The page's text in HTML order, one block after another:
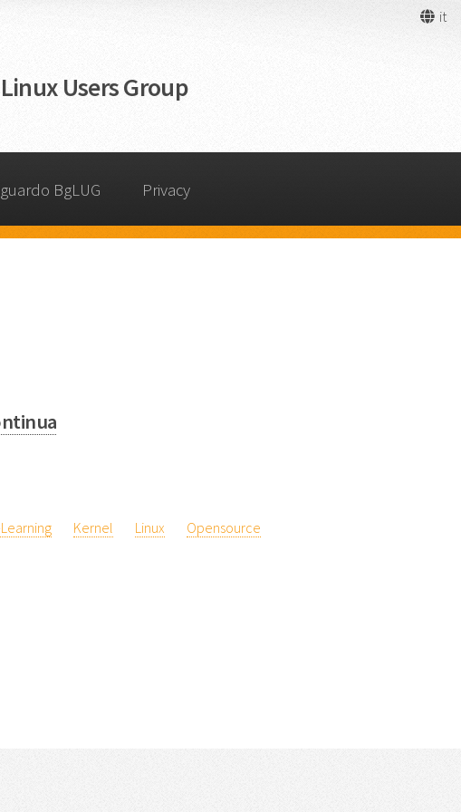
it
Users Group
BgLUG Privacy
Kernel Linux
Opensource